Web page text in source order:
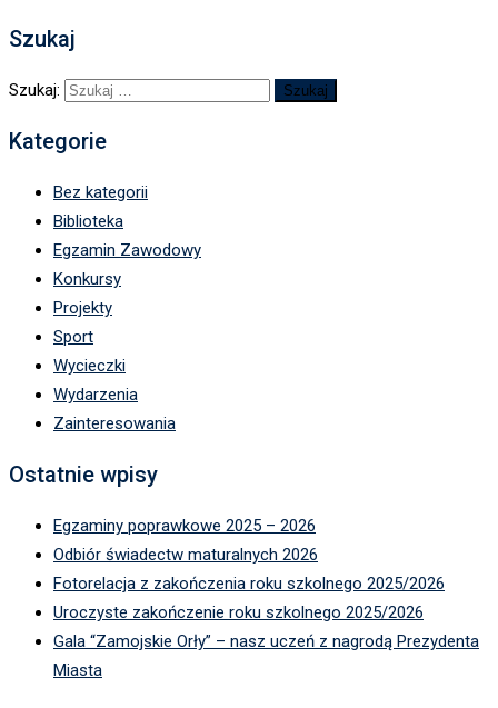
Szukaj
Szukaj:
Kategorie
Bez kategorii
Biblioteka
Egzamin Zawodowy
Konkursy
Projekty
Sport
Wycieczki
Wydarzenia
Zainteresowania
Ostatnie wpisy
Egzaminy poprawkowe 2025 – 2026
Odbiór świadectw maturalnych 2026
Fotorelacja z zakończenia roku szkolnego 2025/2026
Uroczyste zakończenie roku szkolnego 2025/2026
Gala “Zamojskie Orły” – nasz uczeń z nagrodą Prezydenta
Miasta